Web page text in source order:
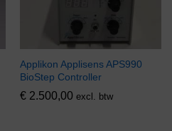
Applikon Applisens APS990
BioStep Controller
€ 2.500,00 excl. btw